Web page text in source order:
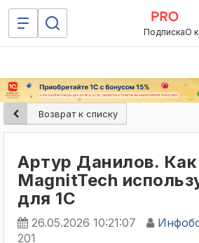
ПодпискаО
Возврат к списку
Артур Данилов.
MagnitTech
для 1С
26.05.2026 10:21:07
201